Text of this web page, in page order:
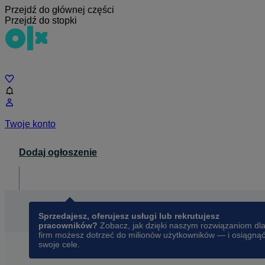
Przejdź do głównej części
Przejdź do stopki
Twoje konto
Dodaj ogłoszenie
Sprzedajesz, oferujesz usługi lub rekrutujesz
pracowników? Zobacz, jak dzięki naszym rozwiązaniom dla
firm możesz dotrzeć do milionów użytkowników — i osiągnąć
swoje cele.